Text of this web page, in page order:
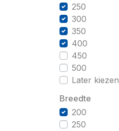
250
300
350
400
450
500
Later kiezen
Breedte
200
250